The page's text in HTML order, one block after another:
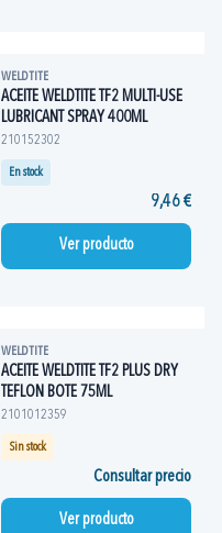
WELDTITE
ACEITE WELDTITE TF2 MULTI-USE
LUBRICANT SPRAY 400ML
210152302
En stock
9,46 €
Ver producto
WELDTITE
ACEITE WELDTITE TF2 PLUS DRY
TEFLON BOTE 75ML
2101012359
Sin stock
Consultar precio
Ver producto